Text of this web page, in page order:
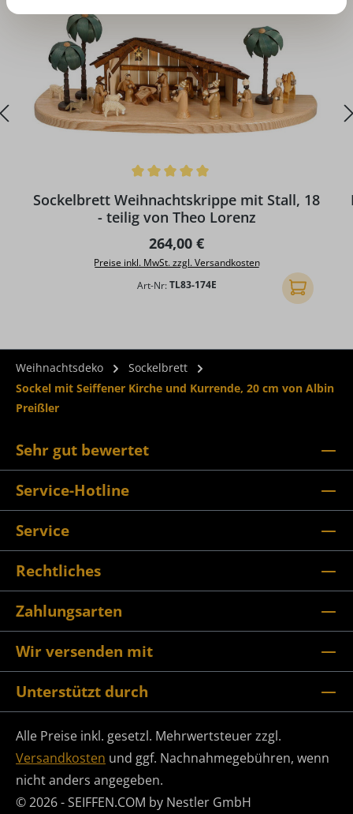
Sockelbrett Weihnachtskrippe mit Stall, 18
- teilig von Theo Lorenz
Regulärer Preis:
264,00 €
Preise inkl. MwSt. zzgl. Versandkosten
Art-Nr: TL83-174E In den
Weihnachtsdeko
Sockelbrett
Sockel mit Seiffener Kirche und Kurrende, 20 cm von Albin
Preißler
Sehr gut bewertet
Service-Hotline
Service
Rechtliches
Zahlungsarten
Wir versenden mit
Unterstützt durch
Alle Preise inkl. gesetzl. Mehrwertsteuer zzgl.
Versandkosten und ggf. Nachnahmegebühren, wenn
nicht anders angegeben.
© 2026 - SEIFFEN.COM by Nestler GmbH